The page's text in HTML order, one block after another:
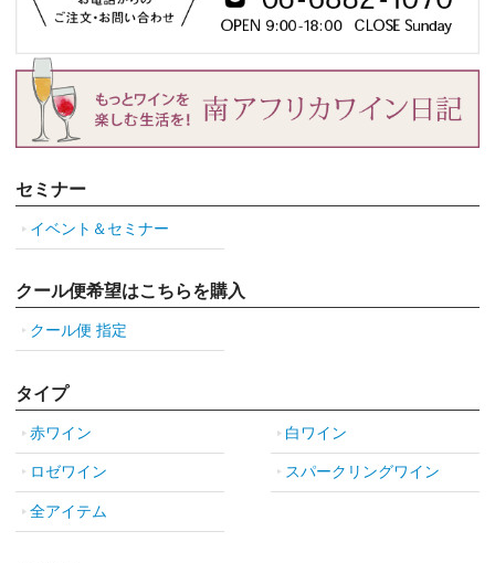
セミナー
イベント＆セミナー
クール便希望はこちらを購入
クール便 指定
タイプ
赤ワイン 白ワイン
ロゼワイン スパークリングワイン
全アイテム